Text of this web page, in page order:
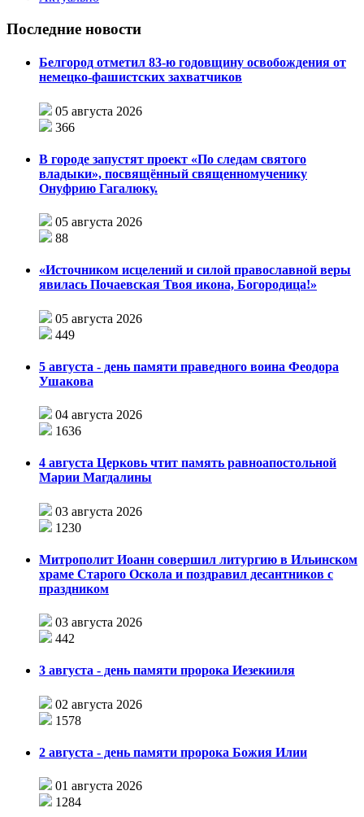
Последние новости
Белгород отметил 83-ю годовщину освобождения от
немецко-фашистских захватчиков
05 августа 2026
366
В городе запустят проект «По следам святого
владыки», посвящённый священномученику
Онуфрию Гагалюку.
05 августа 2026
88
«Источником исцелений и силой православной веры
явилась Почаевская Твоя икона, Богородица!»
05 августа 2026
449
5 августа - день памяти праведного воина Феодора
Ушакова
04 августа 2026
1636
4 августа Церковь чтит память равноапостольной
Марии Магдалины
03 августа 2026
1230
Митрополит Иоанн совершил литургию в Ильинском
храме Старого Оскола и поздравил десантников с
праздником
03 августа 2026
442
3 августа - день памяти пророка Иезекииля
02 августа 2026
1578
2 августа - день памяти пророка Божия Илии
01 августа 2026
1284